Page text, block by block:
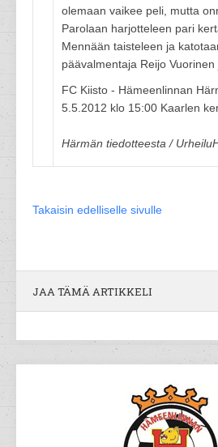
olemaan vaikee peli, mutta
Parolaan harjotteleen pari
Mennään taisteleen ja
päävalmentaja Reijo Vuorinen
FC Kiisto - Hämeenlinnan
5.5.2012 klo 15:00 Kaarlen
Härmän tiedotteesta /
Takaisin edelliselle sivulle
JAA TÄMÄ ARTIKKELI